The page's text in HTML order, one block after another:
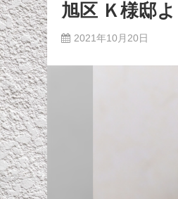
旭区 Ｋ様邸
2021年10月20日